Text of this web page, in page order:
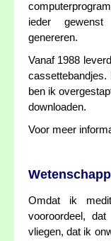
ieder
genereren.
Vanaf 1988
cassettebandjes.
ben ik
downloaden.
Voor meer
Omdat ik
vooroordeel,
vliegen, dat ik